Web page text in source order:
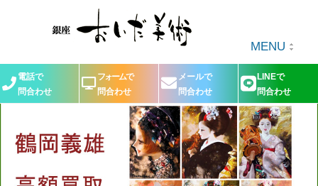
MENU
電話で
問合わせ
フォームで
問合わせ
メールで
問合わせ
LINEで
問合わせ